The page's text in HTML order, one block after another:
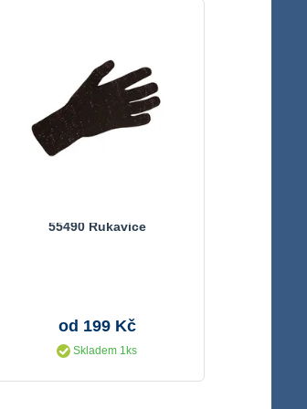
55490 Rukavice
od 199 Kč
Skladem 1ks